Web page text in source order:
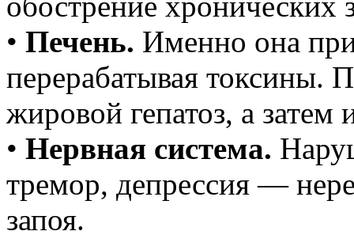
• Печень. Именно она
перерабатывая токсины.
жировой гепатоз, а затем
• Нервная система.
тремор, депрессия —
запоя.